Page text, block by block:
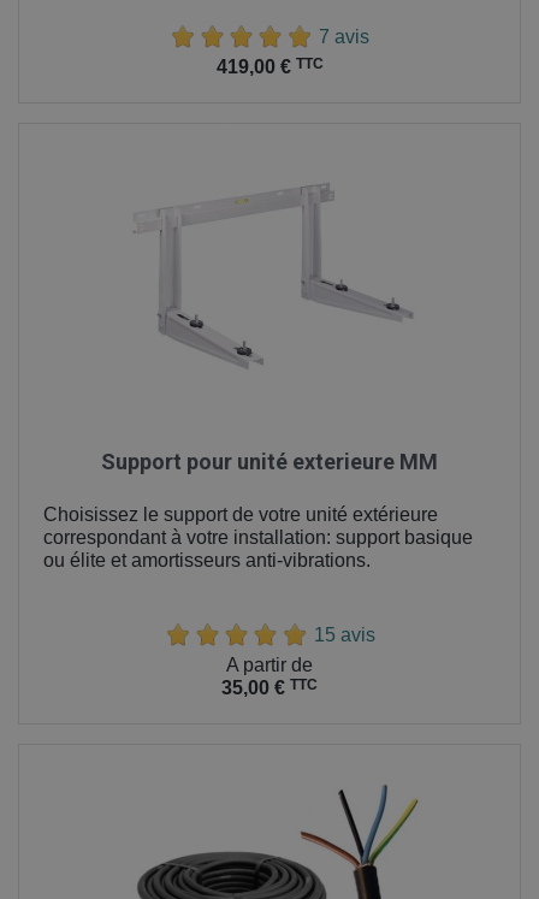
7 avis
419,00 € TTC
Support pour unité exterieure MM
Choisissez le support de votre unité extérieure
correspondant à votre installation: support basique
ou élite et amortisseurs anti-vibrations.
15 avis
A partir de
35,00 € TTC